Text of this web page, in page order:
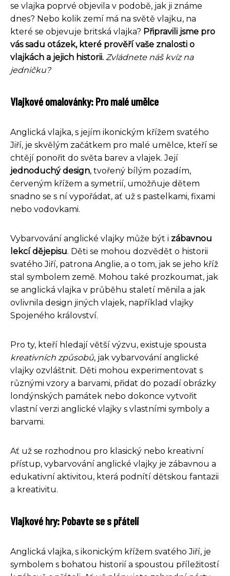
se vlajka poprvé objevila v podobě, jak ji známe
dnes? Nebo kolik zemí má na světě vlajku, na
které se objevuje britská vlajka? Připravili jsme pro
vás sadu otázek, které prověří vaše znalosti o
vlajkách a jejich historii. Zvládnete náš kvíz na
jedničku?
Vlajkové omalovánky: Pro malé umělce
Anglická vlajka, s jejím ikonickým křížem svatého
Jiří, je skvělým začátkem pro malé umělce, kteří se
chtějí ponořit do světa barev a vlajek. Její
jednoduchý design, tvořený bílým pozadím,
červeným křížem a symetrií, umožňuje dětem
snadno se s ní vypořádat, ať už s pastelkami, fixami
nebo vodovkami.
Vybarvování anglické vlajky může být i zábavnou
lekcí dějepisu. Děti se mohou dozvědět o historii
svatého Jiří, patrona Anglie, a o tom, jak se jeho kříž
stal symbolem země. Mohou také prozkoumat, jak
se anglická vlajka v průběhu staletí měnila a jak
ovlivnila design jiných vlajek, například vlajky
Spojeného království.
Pro ty, kteří hledají větší výzvu, existuje spousta
kreativních způsobů, jak vybarvování anglické
vlajky ozvláštnit. Děti mohou experimentovat s
různými vzory a barvami, přidat do pozadí obrázky
londýnských památek nebo dokonce vytvořit
vlastní verzi anglické vlajky s vlastními symboly a
barvami.
Ať už se rozhodnou pro klasický nebo kreativní
přístup, vybarvování anglické vlajky je zábavnou a
edukativní aktivitou, která podnítí dětskou fantazii
a kreativitu.
Vlajkové hry: Pobavte se s přáteli
Anglická vlajka, s ikonickým křížem svatého Jiří, je
symbolem s bohatou historií a spoustou příležitostí